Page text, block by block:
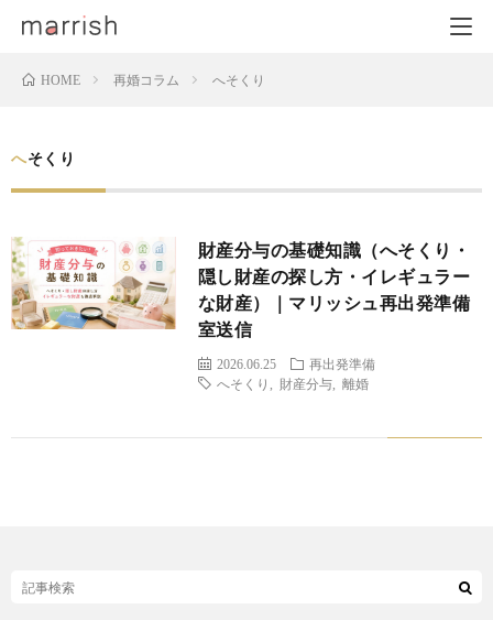
HOME 再婚コラム へそくり
へそくり
財産分与の基礎知識（へそくり・
隠し財産の探し方・イレギュラー
な財産）｜マリッシュ再出発準備
室送信
2026.06.25
再出発準備
へそくり
財産分与, 離婚